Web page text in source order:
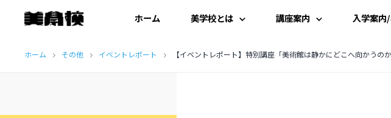
ホーム 美学校とは
はじめての方へ
講座案内
講座一覧
入学案内
入学案内
ホーム その他 イベントレポート 【イベントレポート】特別講座「美術館は静かにどこへ向かうの